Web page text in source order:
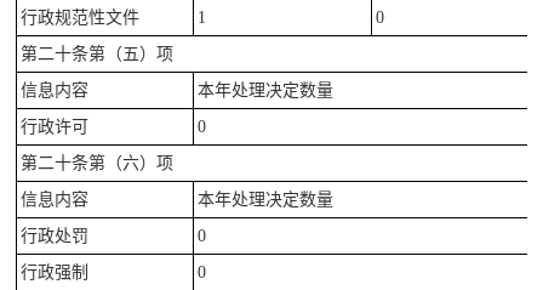
行政规范性文件
1
0
第二十条第（五）项
信息内容
本年处理决定数量
行政许可
0
第二十条第（六）项
信息内容
本年处理决定数量
行政处罚
0
行政强制
0